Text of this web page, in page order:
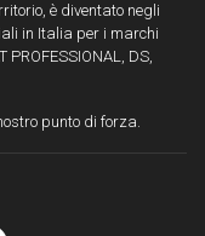
è diventato negli
in Italia per i marchi
PROFESSIONAL, DS,
punto di forza.